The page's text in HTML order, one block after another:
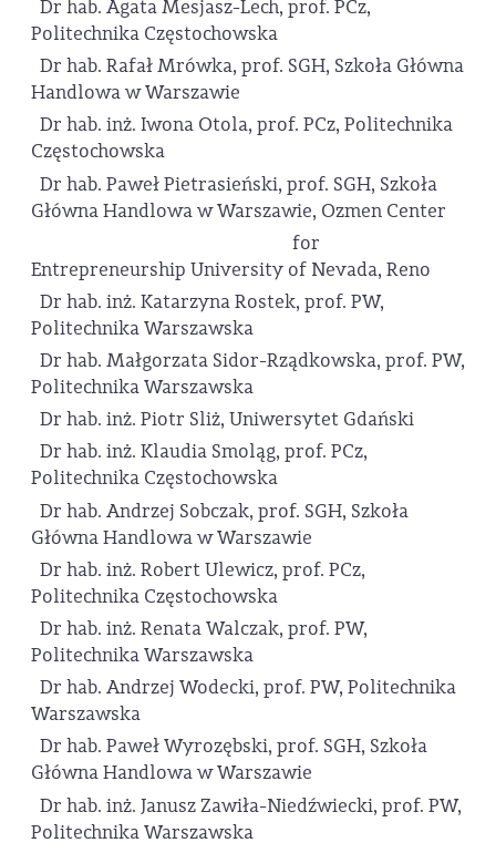
Dr hab. Agata Mesjasz-Lech, prof. PCz,
Politechnika Częstochowska
Dr hab. Rafał Mrówka, prof. SGH, Szkoła Główna
Handlowa w Warszawie
Dr hab. inż. Iwona Otola, prof. PCz, Politechnika
Częstochowska
Dr hab. Paweł Pietrasieński, prof. SGH, Szkoła
Główna Handlowa w Warszawie, Ozmen Center
for
Entrepreneurship University of Nevada, Reno
Dr hab. inż. Katarzyna Rostek, prof. PW,
Politechnika Warszawska
Dr hab. Małgorzata Sidor-Rządkowska, prof. PW,
Politechnika Warszawska
Dr hab. inż. Piotr Sliż, Uniwersytet Gdański
Dr hab. inż. Klaudia Smoląg, prof. PCz,
Politechnika Częstochowska
Dr hab. Andrzej Sobczak, prof. SGH, Szkoła
Główna Handlowa w Warszawie
Dr hab. inż. Robert Ulewicz, prof. PCz,
Politechnika Częstochowska
Dr hab. inż. Renata Walczak, prof. PW,
Politechnika Warszawska
Dr hab. Andrzej Wodecki, prof. PW, Politechnika
Warszawska
Dr hab. Paweł Wyrozębski, prof. SGH, Szkoła
Główna Handlowa w Warszawie
Dr hab. inż. Janusz Zawiła-Niedźwiecki, prof. PW,
Politechnika Warszawska